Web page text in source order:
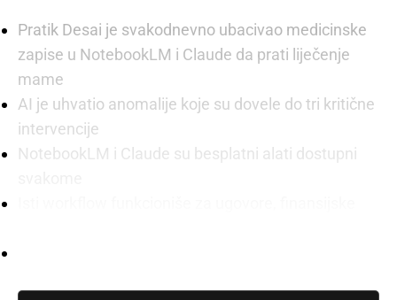
Pratik Desai je svakodnevno ubacivao medicinske
zapise u NotebookLM i Claude da prati liječenje
mame
AI je uhvatio anomalije koje su dovele do tri kritične
intervencije
NotebookLM i Claude su besplatni alati dostupni